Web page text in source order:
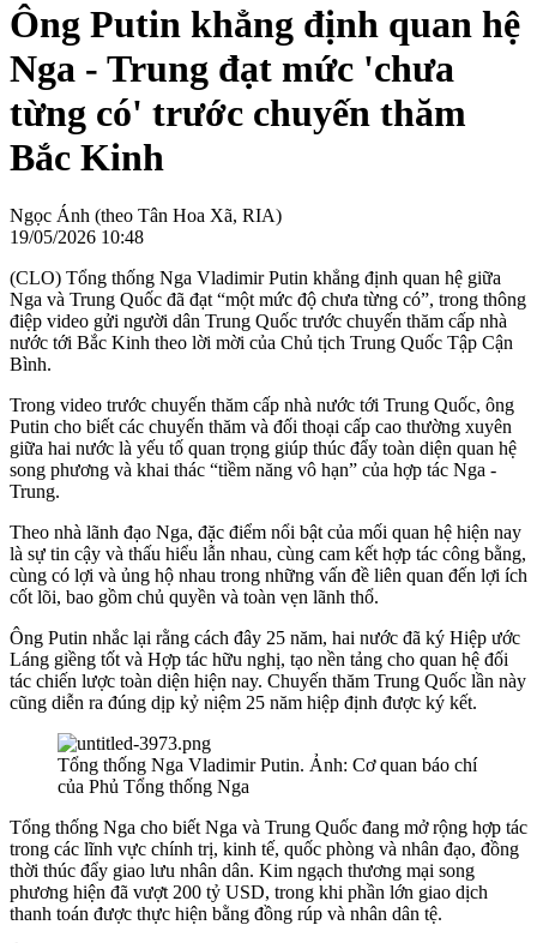
Ông Putin khẳng định quan hệ
Nga - Trung đạt mức 'chưa
từng có' trước chuyến thăm
Bắc Kinh
Ngọc Ánh (theo Tân Hoa Xã, RIA)
19/05/2026 10:48
(CLO) Tổng thống Nga Vladimir Putin khẳng định quan hệ giữa
Nga và Trung Quốc đã đạt “một mức độ chưa từng có”, trong thông
điệp video gửi người dân Trung Quốc trước chuyến thăm cấp nhà
nước tới Bắc Kinh theo lời mời của Chủ tịch Trung Quốc Tập Cận
Bình.
Trong video trước chuyến thăm cấp nhà nước tới Trung Quốc, ông
Putin cho biết các chuyến thăm và đối thoại cấp cao thường xuyên
giữa hai nước là yếu tố quan trọng giúp thúc đẩy toàn diện quan hệ
song phương và khai thác “tiềm năng vô hạn” của hợp tác Nga -
Trung.
Theo nhà lãnh đạo Nga, đặc điểm nổi bật của mối quan hệ hiện nay
là sự tin cậy và thấu hiểu lẫn nhau, cùng cam kết hợp tác công bằng,
cùng có lợi và ủng hộ nhau trong những vấn đề liên quan đến lợi ích
cốt lõi, bao gồm chủ quyền và toàn vẹn lãnh thổ.
Ông Putin nhắc lại rằng cách đây 25 năm, hai nước đã ký Hiệp ước
Láng giềng tốt và Hợp tác hữu nghị, tạo nền tảng cho quan hệ đối
tác chiến lược toàn diện hiện nay. Chuyến thăm Trung Quốc lần này
cũng diễn ra đúng dịp kỷ niệm 25 năm hiệp định được ký kết.
Tổng thống Nga Vladimir Putin. Ảnh: Cơ quan báo chí
của Phủ Tổng thống Nga
Tổng thống Nga cho biết Nga và Trung Quốc đang mở rộng hợp tác
trong các lĩnh vực chính trị, kinh tế, quốc phòng và nhân đạo, đồng
thời thúc đẩy giao lưu nhân dân. Kim ngạch thương mại song
phương hiện đã vượt 200 tỷ USD, trong khi phần lớn giao dịch
thanh toán được thực hiện bằng đồng rúp và nhân dân tệ.